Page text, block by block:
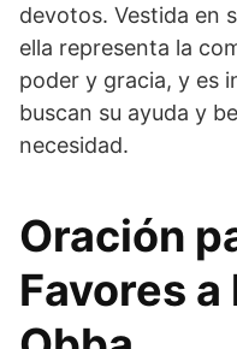
devotos. Vestida en
ella representa la
poder y gracia, y es
buscan su ayuda y
necesidad.
Oración
Favores a